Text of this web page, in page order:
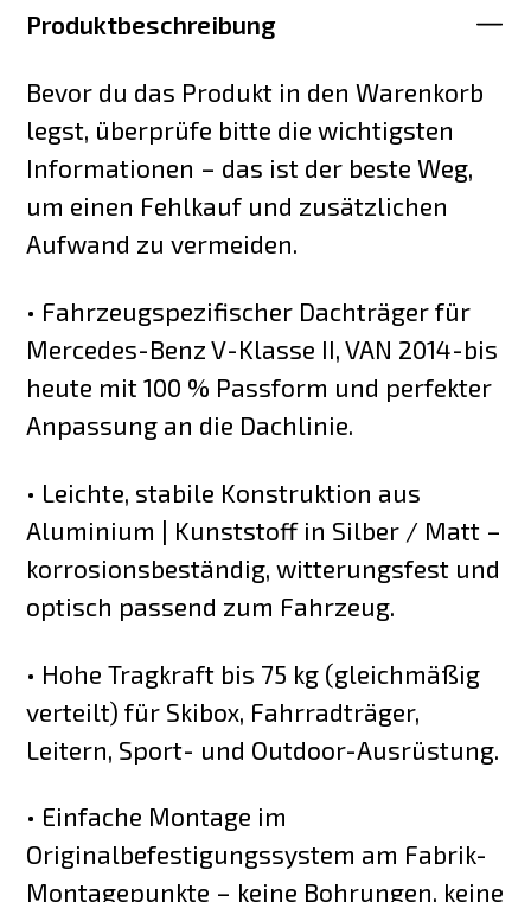
Produktbeschreibung
Bevor du das Produkt in den Warenkorb
legst, überprüfe bitte die wichtigsten
Informationen – das ist der beste Weg,
um einen Fehlkauf und zusätzlichen
Aufwand zu vermeiden.
• Fahrzeugspezifischer Dachträger für
Mercedes-Benz V-Klasse II, VAN 2014-bis
heute mit 100 % Passform und perfekter
Anpassung an die Dachlinie.
• Leichte, stabile Konstruktion aus
Aluminium | Kunststoff in Silber / Matt –
korrosionsbeständig, witterungsfest und
optisch passend zum Fahrzeug.
• Hohe Tragkraft bis 75 kg (gleichmäßig
verteilt) für Skibox, Fahrradträger,
Leitern, Sport- und Outdoor-Ausrüstung.
• Einfache Montage im
Originalbefestigungssystem am Fabrik-
Montagepunkte – keine Bohrungen, keine